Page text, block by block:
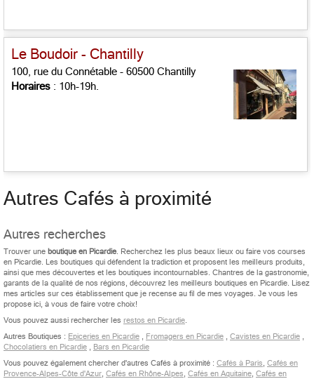
Le Boudoir - Chantilly
100, rue du Connétable - 60500 Chantilly
Horaires : 10h-19h.
Autres Cafés à proximité
Autres recherches
Trouver une boutique en Picardie. Recherchez les plus beaux lieux ou faire vos courses
en Picardie. Les boutiques qui défendent la tradiction et proposent les meilleurs produits,
ainsi que mes découvertes et les boutiques incontournables. Chantres de la gastronomie,
garants de la qualité de nos régions, découvrez les meilleurs boutiques en Picardie. Lisez
mes articles sur ces établissement que je recense au fil de mes voyages. Je vous les
propose ici, à vous de faire votre choix!
Vous pouvez aussi rechercher les restos en Picardie.
Autres Boutiques : Epiceries en Picardie , Fromagers en Picardie , Cavistes en Picardie ,
Chocolatiers en Picardie , Bars en Picardie
Vous pouvez également chercher d'autres Cafés à proximité : Cafés à Paris, Cafés en
Provence-Alpes-Côte d'Azur, Cafés en Rhône-Alpes, Cafés en Aquitaine, Cafés en